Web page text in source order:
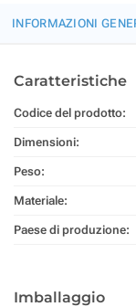
INFORMAZIONI
Caratteristiche
Codice del prodotto:
Dimensioni:
Peso:
Materiale:
Paese di produzione:
Imballaggio